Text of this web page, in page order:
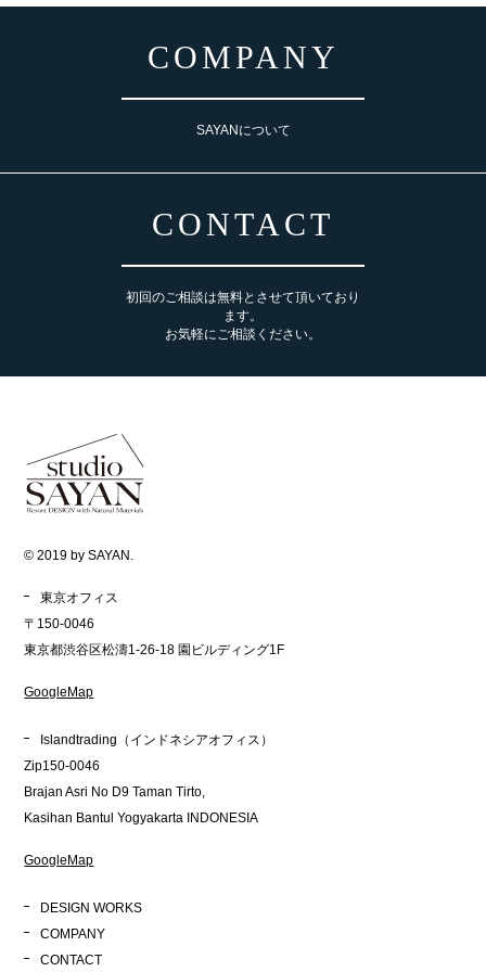
COMPANY
SAYANについて
CONTACT
初回のご相談は無料とさせて頂いており
ます。
お気軽にご相談ください。
© 2019 by SAYAN.
東京オフィス
〒150-0046
東京都渋谷区松濤1-26-18 園ビルディング1F
GoogleMap
Islandtrading（インドネシアオフィス）
Zip150-0046
Brajan Asri No D9 Taman Tirto,
Kasihan Bantul Yogyakarta INDONESIA
GoogleMap
DESIGN WORKS
COMPANY
CONTACT